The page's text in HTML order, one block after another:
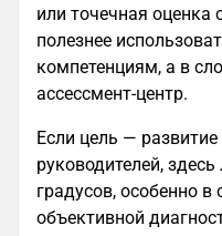
или точечная оценка
полезнее
компетенциям, а в
ассессмент-центр.
Если цель —
руководителей,
градусов, особенно в
объективной